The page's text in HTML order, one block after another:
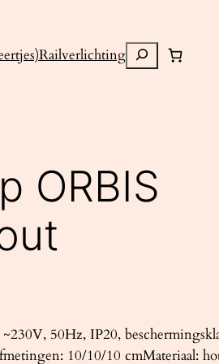
RailverlichtingZoeken
ORBIS
50Hz, IP20,
10/10/10 cmMateriaal: